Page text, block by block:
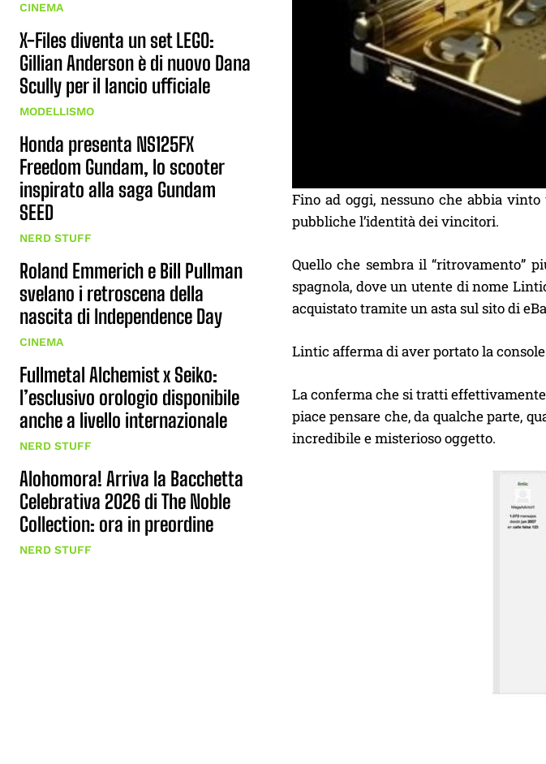
CINEMA
X-Files diventa un set LEGO:
Gillian Anderson è di nuovo Dana
Scully per il lancio ufficiale
MODELLISMO
Honda presenta NS125FX
Freedom Gundam, lo scooter
inspirato alla saga Gundam
SEED
NERD STUFF
Roland Emmerich e Bill Pullman
svelano i retroscena della
nascita di Independence Day
CINEMA
Fullmetal Alchemist x Seiko:
l’esclusivo orologio disponibile
anche a livello internazionale
NERD STUFF
Alohomora! Arriva la Bacchetta
Celebrativa 2026 di The Noble
Collection: ora in preordine
NERD STUFF
Fino ad oggi, nessuno che abbia
pubbliche l’identità dei vincitori.
Quello che sembra il “ritrovamento”
spagnola, dove un utente di nome
acquistato tramite un asta sul sito di
Lintic afferma di aver portato la
La conferma che si tratti
piace pensare che, da qualche parte,
incredibile e misterioso oggetto.